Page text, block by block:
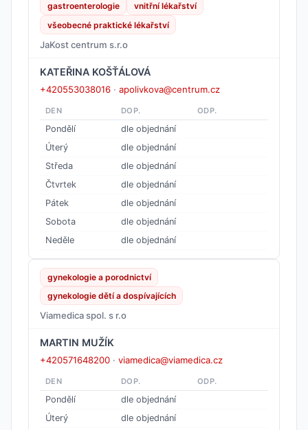
gastroenterologie
vnitřní lékařství
všeobecné praktické lékařství
JaKost centrum s.r.o
KATEŘINA KOŠŤÁLOVÁ
+420553038016 · apolivkova@centrum.cz
DEN DOP. ODP.
Pondělí
dle objednání
Úterý
dle objednání
Středa
dle objednání
Čtvrtek
dle objednání
Pátek
dle objednání
Sobota
dle objednání
Neděle
dle objednání
gynekologie a porodnictví
gynekologie dětí a dospívajících
Viamedica spol. s r.o
MARTIN MUŽÍK
+420571648200 · viamedica@viamedica.cz
DEN DOP. ODP.
Pondělí
dle objednání
Úterý
dle objednání